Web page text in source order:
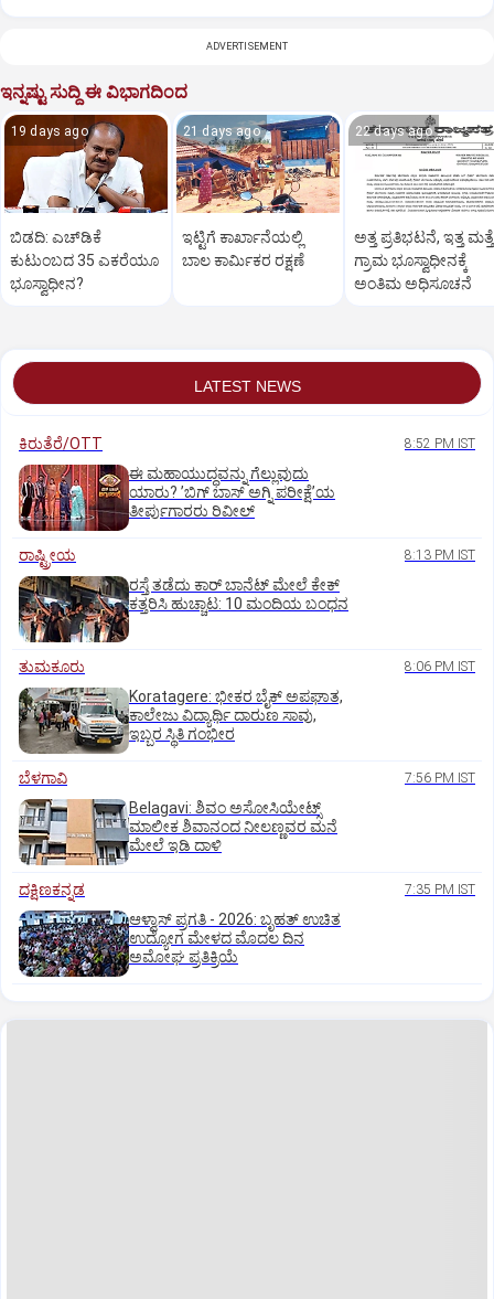
ADVERTISEMENT
ಇನ್ನಷ್ಟು ಸುದ್ದಿ ಈ ವಿಭಾಗದಿಂದ
19 days ago
ಬಿಡದಿ: ಎಚ್‌ಡಿಕೆ
ಕುಟುಂಬದ 35 ಎಕರೆಯೂ
ಭೂಸ್ವಾಧೀನ?
21 days ago
ಇಟ್ಟಿಗೆ ಕಾರ್ಖಾನೆಯಲ್ಲಿ
ಬಾಲ ಕಾರ್ಮಿಕರ ರಕ್ಷಣೆ
22 days ago
ಅತ್ತ ಪ್ರತಿಭಟನೆ, ಇತ್ತ
ಗ್ರಾಮ ಭೂಸ್ವಾಧೀನಕ್ಕೆ
ಅಂತಿಮ ಅಧಿಸೂಚನೆ
LATEST NEWS
ಕಿರುತೆರೆ/OTT 8:52 PM IST
ಈ ಮಹಾಯುದ್ಧವನ್ನು ಗೆಲ್ಲುವುದು
ಯಾರು? ʼಬಿಗ್‌ ಬಾಸ್‌ ಅಗ್ನಿ ಪರೀಕ್ಷೆʼಯ
ತೀರ್ಪುಗಾರರು ರಿವೀಲ್
ರಾಷ್ಟ್ರೀಯ 8:13 PM IST
ರಸ್ತೆ ತಡೆದು ಕಾರ್ ಬಾನೆಟ್ ಮೇಲೆ ಕೇಕ್
ಕತ್ತರಿಸಿ ಹುಚ್ಚಾಟ: 10 ಮಂದಿಯ ಬಂಧನ
ತುಮಕೂರು 8:06 PM IST
Koratagere: ಭೀಕರ ಬೈಕ್ ಅಪಘಾತ,
ಕಾಲೇಜು ವಿದ್ಯಾರ್ಥಿ ದಾರುಣ ಸಾವು,
ಇಬ್ಬರ ಸ್ಥಿತಿ ಗಂಭೀರ
ಬೆಳಗಾವಿ 7:56 PM IST
Belagavi: ಶಿವಂ ಅಸೋಸಿಯೇಟ್ಸ್
ಮಾಲೀಕ ಶಿವಾನಂದ ನೀಲಣ್ಣವರ ಮನೆ
ಮೇಲೆ ಇಡಿ‌ ದಾಳಿ
ದಕ್ಷಿಣಕನ್ನಡ 7:35 PM IST
ಆಳ್ವಾಸ್‌ ಪ್ರಗತಿ - 2026: ಬೃಹತ್ ಉಚಿತ
ಉದ್ಯೋಗ ಮೇಳದ ಮೊದಲ ದಿನ
ಅಮೋಘ ಪ್ರತಿಕ್ರಿಯೆ